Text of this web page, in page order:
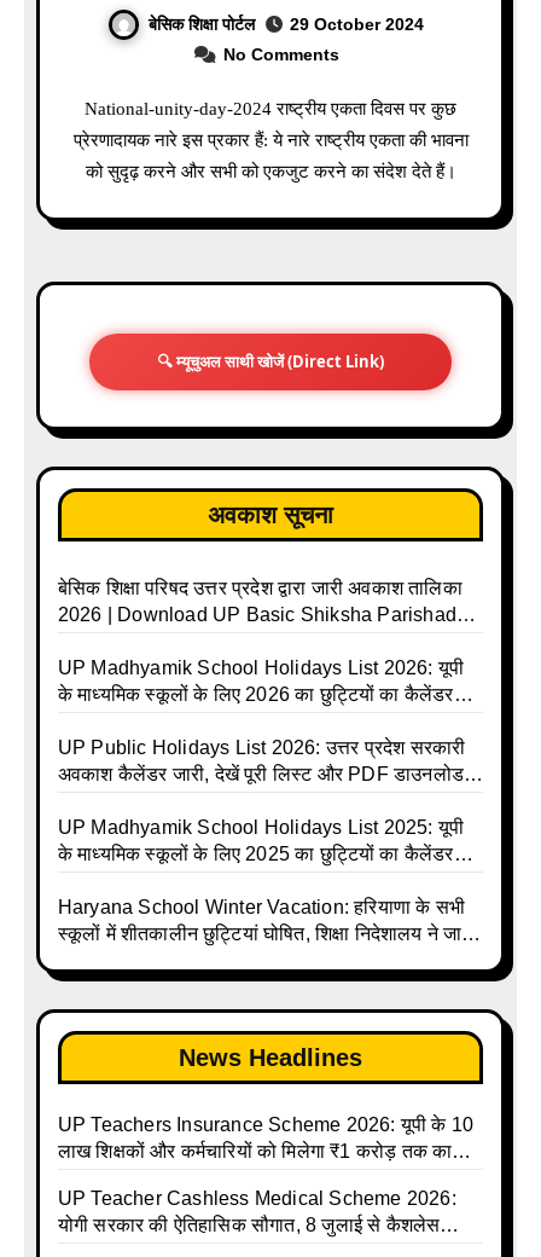
बेसिक शिक्षा पोर्टल
29 October 2024
No Comments
National-unity-day-2024 राष्ट्रीय एकता दिवस पर कुछ
प्रेरणादायक नारे इस प्रकार हैं: ये नारे राष्ट्रीय एकता की भावना
को सुदृढ़ करने और सभी को एकजुट करने का संदेश देते हैं।
🔍 म्यूचुअल साथी खोजें (Direct Link)
अवकाश सूचना
बेसिक शिक्षा परिषद उत्तर प्रदेश द्वारा जारी अवकाश तालिका
2026 | Download UP Basic Shiksha Parishad
Basic School Avkash Talika UP 2026 | UP Basic
Shiksha Parishad Avkash Talika 2026 | UP
Calendar List 2026
UP Madhyamik School Holidays List 2026: यूपी
के माध्यमिक स्कूलों के लिए 2026 का छुट्टियों का कैलेंडर
Talika | UP Madhyamik Avkash Talika 2026 | UP
Madhyamik School avkash suchi | UP
Holiday Calendar | Madhyamik School Holidays
List 2026
UP Public Holidays List 2026: उत्तर प्रदेश सरकारी
अवकाश कैलेंडर जारी, देखें पूरी लिस्ट और PDF डाउनलोड
talika | Sarkari Avkash Talika | Up Holidays List |
Holidays Calendar
UP Madhyamik School Holidays List 2025: यूपी
के माध्यमिक स्कूलों के लिए 2025 का छुट्टियों का कैलेंडर
Talika | Up Madhyamik Avkash Talika 2025 | UP
Madhyamik School avkash suchi | UP
holiday calendar | Madhyamik School Holidays
List 2025
Haryana School Winter Vacation: हरियाणा के सभी
स्कूलों में शीतकालीन छुट्टियां घोषित, शिक्षा निदेशालय ने जारी
News Headlines
UP Teachers Insurance Scheme 2026: यूपी के 10
लाख शिक्षकों और कर्मचारियों को मिलेगा ₹1 करोड़ तक का
UP Teacher Cashless Medical Scheme 2026:
योगी सरकार की ऐतिहासिक सौगात, 8 जुलाई से कैशलेस